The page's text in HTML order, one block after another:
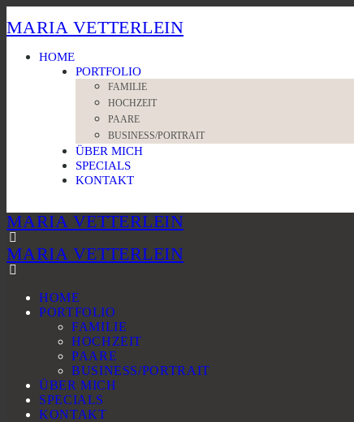
MARIA VETTERLEIN
HOME
PORTFOLIO
FAMILIE
HOCHZEIT
PAARE
BUSINESS/PORTRAIT
ÜBER MICH
SPECIALS
KONTAKT
MARIA VETTERLEIN
MARIA VETTERLEIN
HOME
PORTFOLIO
FAMILIE
HOCHZEIT
PAARE
BUSINESS/PORTRAIT
ÜBER MICH
SPECIALS
KONTAKT